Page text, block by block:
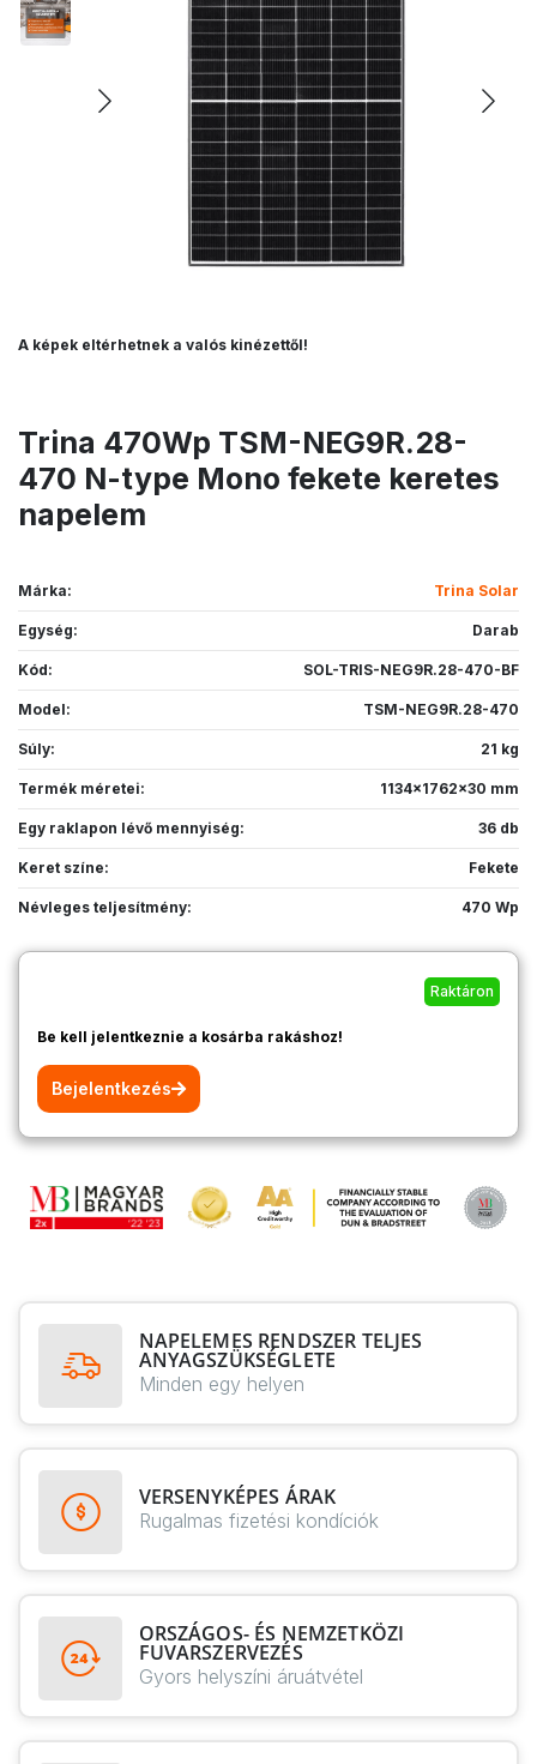
A képek eltérhetnek a valós kinézettől!
Trina 470Wp TSM-NEG9R.28-
470 N-type Mono fekete keretes
napelem
Márka: Trina Solar
Egység: Darab
Kód: SOL-TRIS-NEG9R.28-470-BF
Model: TSM-NEG9R.28-470
Súly: 21 kg
Termék méretei: 1134x1762x30 mm
Egy raklapon lévő mennyiség: 36 db
Keret színe: Fekete
Névleges teljesítmény: 470 Wp
Raktáron
Be kell jelentkeznie a kosárba rakáshoz!
Bejelentkezés
NAPELEMES RENDSZER TELJES
ANYAGSZÜKSÉGLETE
Minden egy helyen
VERSENYKÉPES ÁRAK
Rugalmas fizetési kondíciók
ORSZÁGOS- ÉS NEMZETKÖZI
FUVARSZERVEZÉS
Gyors helyszíni áruátvétel